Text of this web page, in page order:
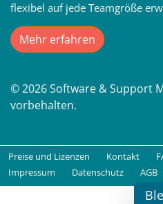
flexibel auf jede Teamgröße
Mehr erfahren
© 2026 Software & Support
vorbehalten.
Preise und Lizenzen Kontakt
Impressum
Datenschutz AGB